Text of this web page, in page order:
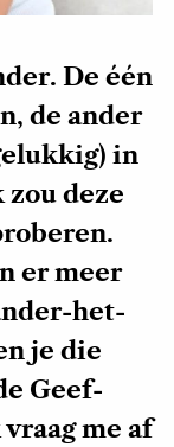
De één
de ander
in
zou deze
er meer
het-
je die
Geef-
me af